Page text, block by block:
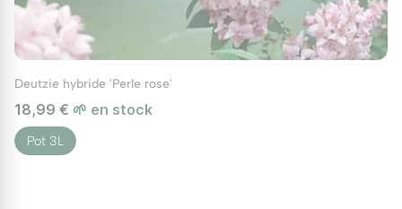
Deutzie hybride 'Perle rose'
18,99 € 🌱 en stock
Pot 3L